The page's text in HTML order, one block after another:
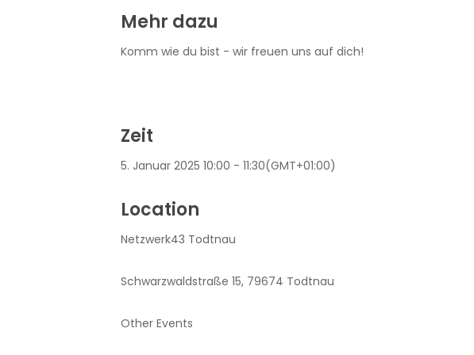
Mehr dazu
Komm wie du bist - wir freuen uns auf dich!
Zeit
5. Januar 2025 10:00 - 11:30(GMT+01:00)
Location
Netzwerk43 Todtnau
Schwarzwaldstraße 15, 79674 Todtnau
Other Events